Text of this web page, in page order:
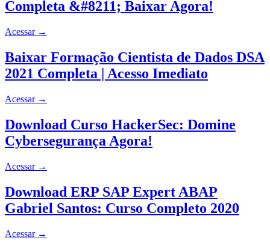
Completa &#8211; Baixar Agora!
Acessar →
Baixar Formação Cientista de Dados DSA
2021 Completa | Acesso Imediato
Acessar →
Download Curso HackerSec: Domine
Cybersegurança Agora!
Acessar →
Download ERP SAP Expert ABAP
Gabriel Santos: Curso Completo 2020
Acessar →